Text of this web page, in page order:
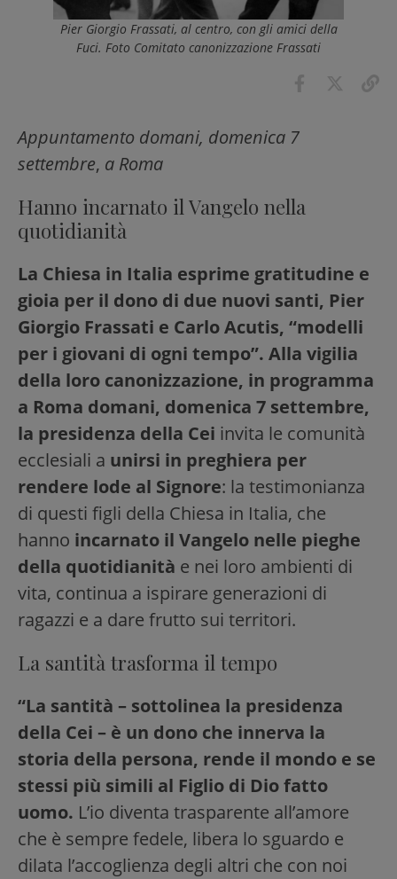
Pier Giorgio Frassati, al centro, con gli amici della
Fuci. Foto Comitato canonizzazione Frassati
Appuntamento domani, domenica 7
settembre, a Roma
Hanno incarnato il Vangelo nella
quotidianità
La Chiesa in Italia esprime gratitudine e
gioia per il dono di due nuovi santi, Pier
Giorgio Frassati e Carlo Acutis, “modelli
per i giovani di ogni tempo”. Alla vigilia
della loro canonizzazione, in programma
a Roma domani, domenica 7 settembre,
la presidenza della Cei invita le comunità
ecclesiali a unirsi in preghiera per
rendere lode al Signore: la testimonianza
di questi figli della Chiesa in Italia, che
hanno incarnato il Vangelo nelle pieghe
della quotidianità e nei loro ambienti di
vita, continua a ispirare generazioni di
ragazzi e a dare frutto sui territori.
La santità trasforma il tempo
“La santità – sottolinea la presidenza
della Cei – è un dono che innerva la
storia della persona, rende il mondo e se
stessi più simili al Figlio di Dio fatto
uomo. L’io diventa trasparente all’amore
che è sempre fedele, libera lo sguardo e
dilata l’accoglienza degli altri che con noi